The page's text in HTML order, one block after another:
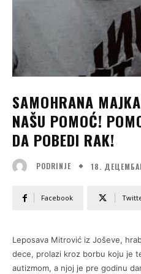
SAMOHRANA
NAŠU POMOĆ!
DA POBEDI RAK!
PODRINJE 18.
Facebook
Leposava Mitrović iz Joševe,
dece, prolazi kroz borbu koju je
autizmom, a njoj je pre godinu